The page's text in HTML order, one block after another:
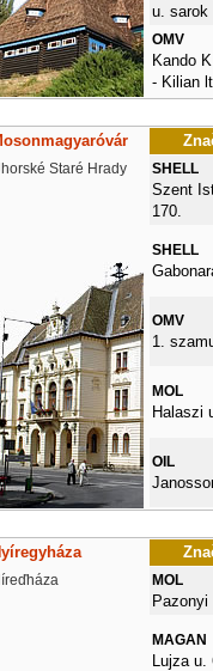
u. sarok
OMV
Kando
- Kilian
Staré Hrady SHELL
Szent
170.
SHELL
OMV
1.
MOL
Halaszi
OIL
MOL
Pazonyi
MAGAN
Lujza u.